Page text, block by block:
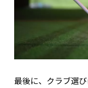
最後に、クラブ選